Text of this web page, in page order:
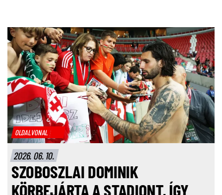
OLDALVONAL
2026. 06. 10.
SZOBOSZLAI DOMINIK
KÖRBEJÁRTA A STADIONT, ÍGY